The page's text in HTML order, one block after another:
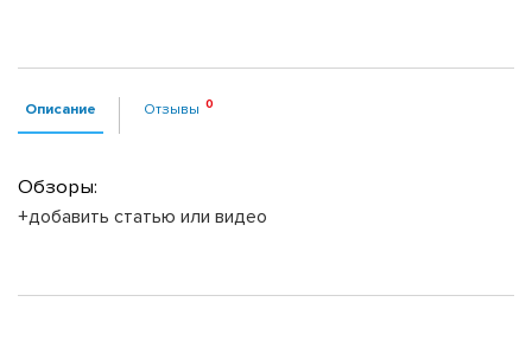
Описание Отзывы
Обзоры:
+добавить статью или видео